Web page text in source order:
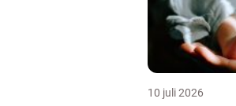
10 juli 2026